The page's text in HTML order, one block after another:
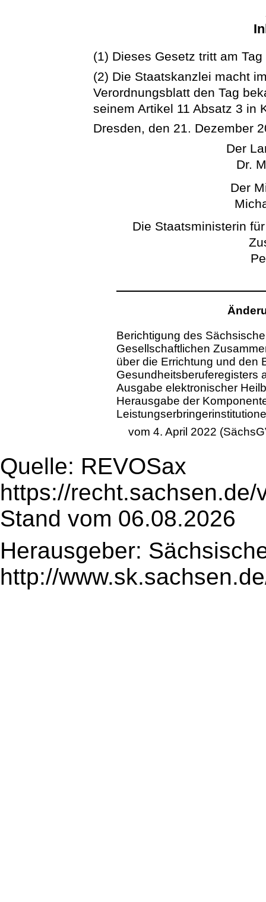
(1) Dieses Gesetz tritt am
(2) Die Staatskanzlei macht
Verordnungsblatt den Tag
seinem Artikel 11 Absatz 3 in
Dresden, den 21. Dezember
Der
Dr.
Der
Die Staatsministerin
Berichtigung des
Gesellschaftlichen
über die Errichtung und den
Gesundheitsberuferegisters
Ausgabe elektronischer
Herausgabe der
vom 4. April 2022
Quelle: REVOSax
https://
Stand vom 06.08.2026
Herausgeber:
http://